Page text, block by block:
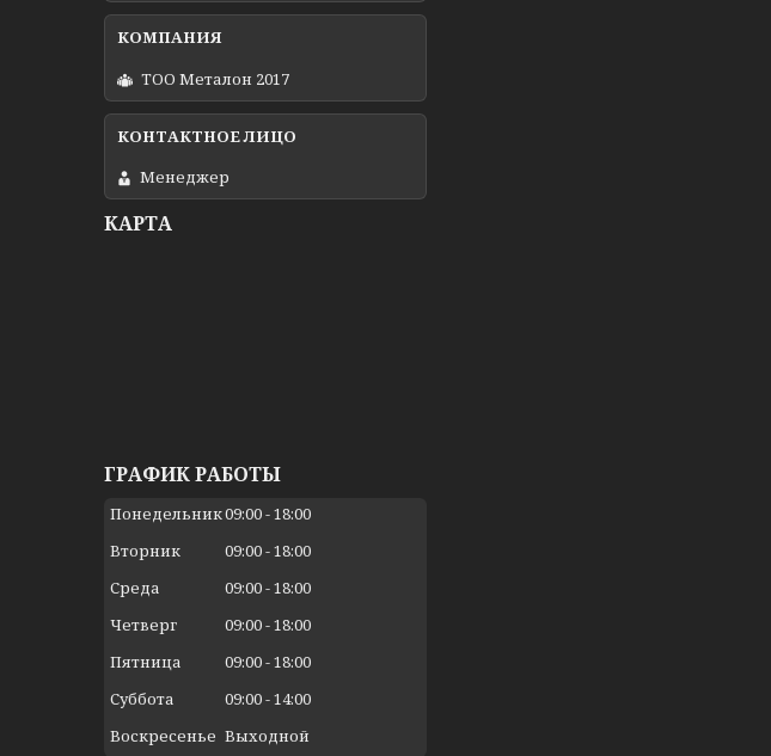
ТОО Металон 2017
Менеджер
КАРТА
ГРАФИК РАБОТЫ
Понедельник09:00 18:00
Вторник
09:00 18:00
Среда
09:00 18:00
Четверг
09:00 18:00
Пятница
09:00 18:00
Суббота
09:00 14:00
Воскресенье Выходной